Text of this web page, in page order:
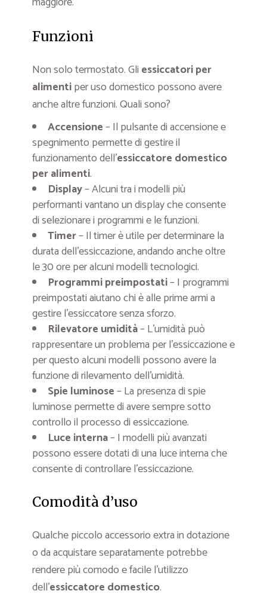
Funzioni
Non solo termostato. Gli essiccatori per
alimentiper uso domestico possono avere
anche altre funzioni. Quali sono?
Accensione– Il pulsante di accensione e
spegnimento permette di gestire il
funzionamento dell’essiccatore domestico
per alimenti.
Display– Alcuni tra i modelli più
performanti vantano un display che consente
di selezionare i programmi e le funzioni.
Timer– Il timer è utile per determinare la
durata dell’essiccazione, andando anche oltre
le 30 ore per alcuni modelli tecnologici.
Programmi preimpostati– I programmi
preimpostati aiutano chi è alle prime armi a
gestire l’essiccatore senza sforzo.
Rilevatore umidità– L’umidità può
rappresentare un problema per l’essiccazione e
per questo alcuni modelli possono avere la
funzione di rilevamento dell’umidità.
Spie luminose– La presenza di spie
luminose permette di avere sempre sotto
controllo il processo di essiccazione.
Luce interna– I modelli più avanzati
possono essere dotati di una luce interna che
consente di controllare l’essiccazione.
Comodità d’uso
Qualche piccolo accessorio extra in dotazione
o da acquistare separatamente potrebbe
rendere più comodo e facile l’utilizzo
dell’essiccatore domestico.